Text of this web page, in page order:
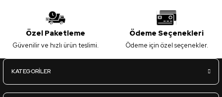
Özel Paketleme
Güvenilir ve hızlı ürün teslimi.
Ödeme Seçenekleri
Ödeme için özel seçenekler.
KATEGORİLER